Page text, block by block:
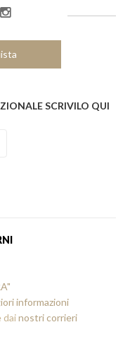
SCRIVILO QUI
informazioni
dainostri corrieri